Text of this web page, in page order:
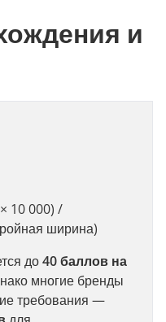
и
10 000) /
ширина)
до40 баллов на
многие бренды
требования —